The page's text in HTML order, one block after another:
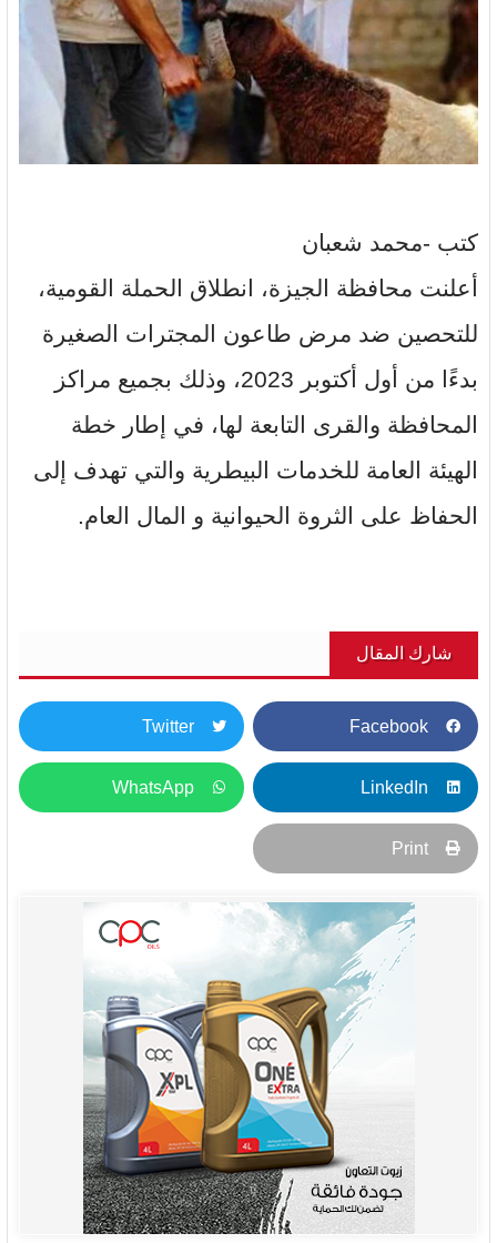
كتب -محمد شعبان
أعلنت محافظة الجيزة، انطلاق الحملة القومية،
للتحصين ضد مرض طاعون المجترات الصغيرة
بدءًا من أول أكتوبر 2023، وذلك بجميع مراكز
المحافظة والقرى التابعة لها، في إطار خطة
الهيئة العامة للخدمات البيطرية والتي تهدف إلى
الحفاظ على الثروة الحيوانية و المال العام.
شارك المقال
Facebook
Twitter
LinkedIn
WhatsApp
Print